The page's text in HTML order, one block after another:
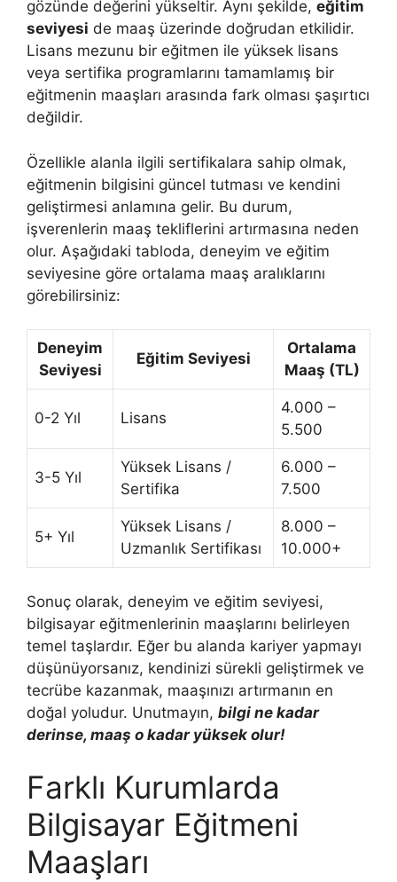
gözünde değerini yükseltir. Aynı şekilde, eğitim
seviyesi de maaş üzerinde doğrudan etkilidir.
Lisans mezunu bir eğitmen ile yüksek lisans
veya sertifika programlarını tamamlamış bir
eğitmenin maaşları arasında fark olması şaşırtıcı
değildir.
Özellikle alanla ilgili sertifikalara sahip olmak,
eğitmenin bilgisini güncel tutması ve kendini
geliştirmesi anlamına gelir. Bu durum,
işverenlerin maaş tekliflerini artırmasına neden
olur. Aşağıdaki tabloda, deneyim ve eğitim
seviyesine göre ortalama maaş aralıklarını
görebilirsiniz:
Deneyim
Seviyesi
Eğitim Seviyesi
Ortalama
Maaş (TL)
0-2 Yıl Lisans
4.000 –
5.500
3-5 Yıl
Yüksek Lisans /
Sertifika
6.000 –
7.500
5+ Yıl
Yüksek Lisans /
Uzmanlık Sertifikası
8.000 –
10.000+
Sonuç olarak, deneyim ve eğitim seviyesi,
bilgisayar eğitmenlerinin maaşlarını belirleyen
temel taşlardır. Eğer bu alanda kariyer yapmayı
düşünüyorsanız, kendinizi sürekli geliştirmek ve
tecrübe kazanmak, maaşınızı artırmanın en
doğal yoludur. Unutmayın, bilgi ne kadar
derinse, maaş o kadar yüksek olur!
Farklı Kurumlarda
Bilgisayar Eğitmeni
Maaşları